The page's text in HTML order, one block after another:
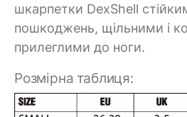
шкарпетки DexShell
пошкоджень, щільними і
прилеглими до ноги.
Розмірна таблиця: